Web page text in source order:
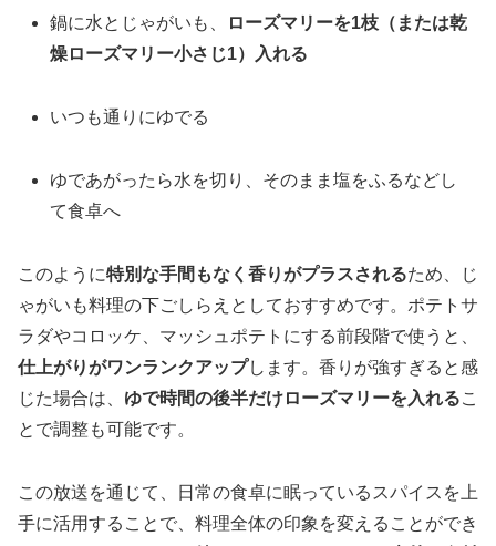
鍋に水とじゃがいも、
ローズマリーを1枝（または乾
燥ローズマリー小さじ1）入れる
いつも通りにゆでる
ゆであがったら水を切り、そのまま塩をふるなどし
て食卓へ
このように特別な手間もなく香りがプラスされるため、じ
ゃがいも料理の下ごしらえとしておすすめです。ポテトサ
ラダやコロッケ、マッシュポテトにする前段階で使うと、
仕上がりがワンランクアップします。香りが強すぎると感
じた場合は、 ゆで時間の後半だけローズマリーを入れるこ
とで調整も可能です。
この放送を通じて、日常の食卓に眠っているスパイスを上
手に活用することで、料理全体の印象を変えることができ